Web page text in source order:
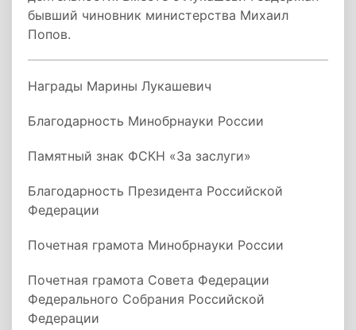
бывший чиновник министерства Михаил
Попов.
Награды Марины Лукашевич
Благодарность Минобрнауки России
Памятный знак ФСКН «За заслуги»
Благодарность Президента Российской
Федерации
Почетная грамота Минобрнауки России
Почетная грамота Совета Федерации
Федерального Собрания Российской
Федерации